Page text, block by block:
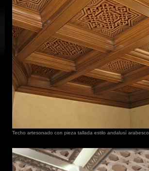
Techo artesonado con pieza tallada estilo andalusí arabesco